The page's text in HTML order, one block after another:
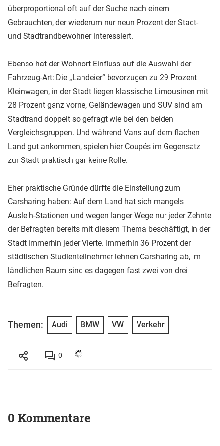
überproportional oft auf der Suche nach einem
Gebrauchten, der wiederum nur neun Prozent der Stadt-
und Stadtrandbewohner interessiert.
Ebenso hat der Wohnort Einfluss auf die Auswahl der
Fahrzeug-Art: Die „Landeier“ bevorzugen zu 29 Prozent
Kleinwagen, in der Stadt liegen klassische Limousinen mit
28 Prozent ganz vorne, Geländewagen und SUV sind am
Stadtrand doppelt so gefragt wie bei den beiden
Vergleichsgruppen. Und während Vans auf dem flachen
Land gut ankommen, spielen hier Coupés im Gegensatz
zur Stadt praktisch gar keine Rolle.
Eher praktische Gründe dürfte die Einstellung zum
Carsharing haben: Auf dem Land hat sich mangels
Ausleih-Stationen und wegen langer Wege nur jeder Zehnte
der Befragten bereits mit diesem Thema beschäftigt, in der
Stadt immerhin jeder Vierte. Immerhin 36 Prozent der
städtischen Studienteilnehmer lehnen Carsharing ab, im
ländlichen Raum sind es dagegen fast zwei von drei
Befragten.
Themen: Audi BMW VW Verkehr
0
0 Kommentare